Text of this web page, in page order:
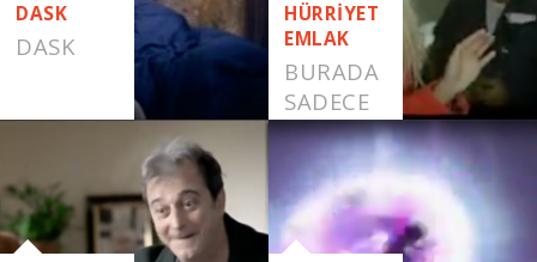
DASK
DASK
HÜRRİYET
EMLAK
BURADA
SADECE
EMLAK
VAR